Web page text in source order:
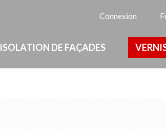
Connexion
ISOLATION DE FAÇADES